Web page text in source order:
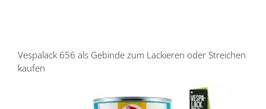
Vespalack 656 als Gebinde zum Lackieren oder Streichen
kaufen